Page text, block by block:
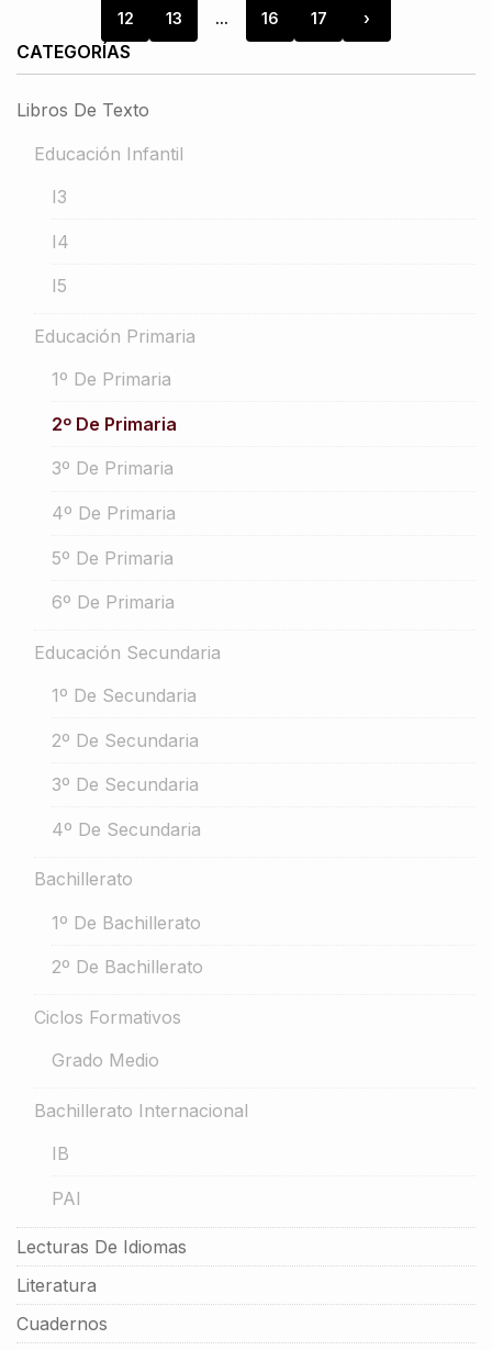
12 13 ... 16 17 ›
CATEGORÍAS
Libros De Texto
Educación Infantil
I3
I4
I5
Educación Primaria
1º De Primaria
2º De Primaria
3º De Primaria
4º De Primaria
5º De Primaria
6º De Primaria
Educación Secundaria
1º De Secundaria
2º De Secundaria
3º De Secundaria
4º De Secundaria
Bachillerato
1º De Bachillerato
2º De Bachillerato
Ciclos Formativos
Grado Medio
Bachillerato Internacional
IB
PAI
Lecturas De Idiomas
Literatura
Cuadernos